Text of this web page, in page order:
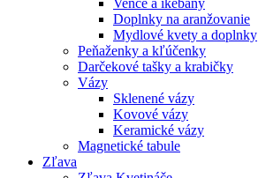
Vence a ikebany
Doplnky na aranžovanie
Mydlové kvety a doplnky
Peňaženky a kľúčenky
Darčekové tašky a krabičky
Vázy
Sklenené vázy
Kovové vázy
Keramické vázy
Magnetické tabule
Zľava